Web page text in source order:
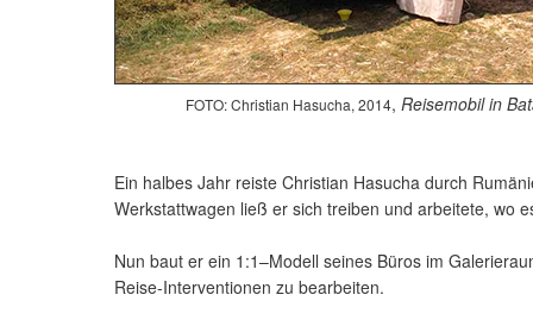
FOTO: Christian Hasucha, 2014, Reisemobil in
Ein halbes Jahr reiste Christian Hasucha durch
Werkstattwagen ließ er sich treiben und arbeitete, wo
Nun baut er ein 1:1–Modell seines Büros im
Reise-Interventionen zu bearbeiten.